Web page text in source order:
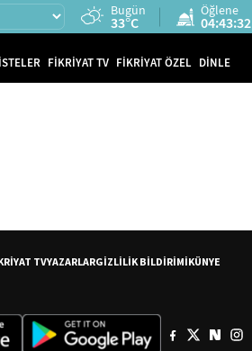
Bugün
33°C
Öğlene
04:43:32
FİKRİYAT TV FİKRİYAT ÖZEL DİNLE
TVYAZARLARGİZLİLİK BİLDİRİMİKÜNYE